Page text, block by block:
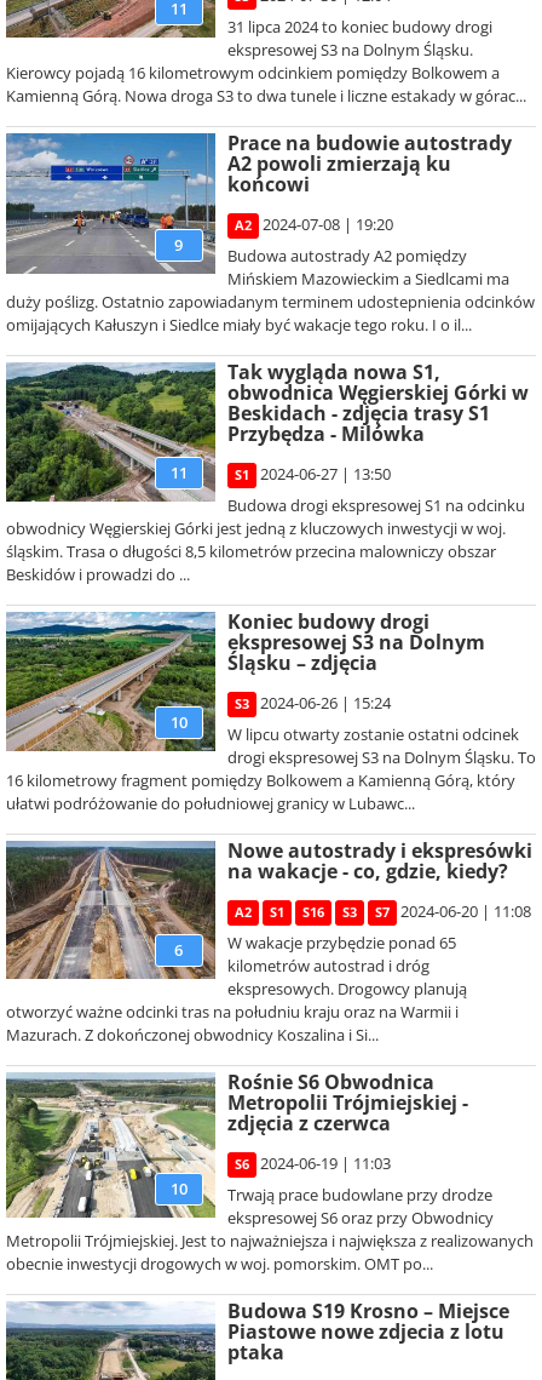
11
31 lipca 2024 to koniec budowy drogi
ekspresowej S3 na Dolnym Śląsku.
Kierowcy pojadą 16 kilometrowym odcinkiem pomiędzy Bolkowem a
Kamienną Górą. Nowa droga S3 to dwa tunele i liczne estakady w górac...
9
Prace na budowie autostrady
A2 powoli zmierzają ku
końcowi
A2
2024-07-08 | 19:20
Budowa autostrady A2 pomiędzy
Mińskiem Mazowieckim a Siedlcami ma
duży poślizg. Ostatnio zapowiadanym terminem udostepnienia odcinków
omijających Kałuszyn i Siedlce miały być wakacje tego roku. I o il...
11
Tak wygląda nowa S1,
obwodnica Węgierskiej Górki w
Beskidach - zdjęcia trasy S1
Przybędza - Milówka
S1
2024-06-27 | 13:50
Budowa drogi ekspresowej S1 na odcinku
obwodnicy Węgierskiej Górki jest jedną z kluczowych inwestycji w woj.
śląskim. Trasa o długości 8,5 kilometrów przecina malowniczy obszar
Beskidów i prowadzi do ...
10
Koniec budowy drogi
ekspresowej S3 na Dolnym
Śląsku – zdjęcia
S3
2024-06-26 | 15:24
W lipcu otwarty zostanie ostatni odcinek
drogi ekspresowej S3 na Dolnym Śląsku. To
16 kilometrowy fragment pomiędzy Bolkowem a Kamienną Górą, który
ułatwi podróżowanie do południowej granicy w Lubawc...
6
Nowe autostrady i ekspresówki
na wakacje - co, gdzie, kiedy?
A2 S1 S16 S3 S7
2024-06-20 | 11:08
W wakacje przybędzie ponad 65
kilometrów autostrad i dróg
ekspresowych. Drogowcy planują
otworzyć ważne odcinki tras na południu kraju oraz na Warmii i
Mazurach. Z dokończonej obwodnicy Koszalina i Si...
10
Rośnie S6 Obwodnica
Metropolii Trójmiejskiej -
zdjęcia z czerwca
S6
2024-06-19 | 11:03
Trwają prace budowlane przy drodze
ekspresowej S6 oraz przy Obwodnicy
Metropolii Trójmiejskiej. Jest to najważniejsza i największa z realizowanych
obecnie inwestycji drogowych w woj. pomorskim. OMT po...
Budowa S19 Krosno – Miejsce
Piastowe nowe zdjecia z lotu
ptaka